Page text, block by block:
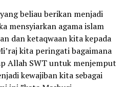
beliau berikan menjadi
mensyiarkan agama islam
dan ketaqwaan kita kepada
kita peringati bagaimana
Allah SWT untuk menjemput
kewajiban kita sebagai